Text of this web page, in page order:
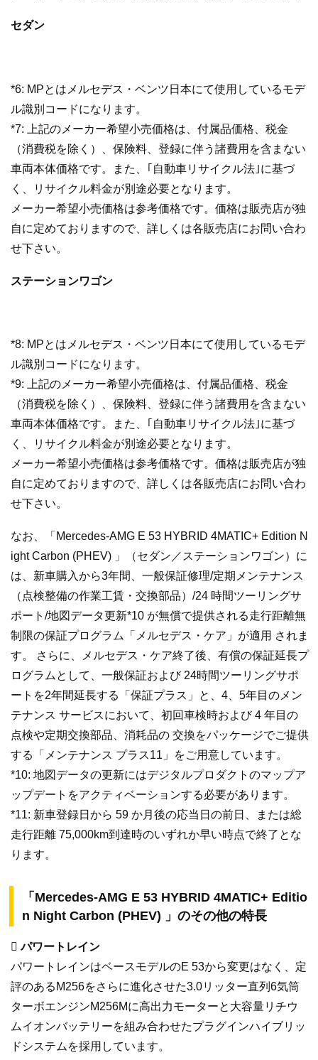
セダン
*6: MPとはメルセデス・ベンツ日本にて使用しているモデ
ル識別コードになります。
*7: 上記のメーカー希望小売価格は、付属品価格、税金
（消費税を除く）、保険料、登録に伴う諸費用を含まない
車両本体価格です。また、｢自動車リサイクル法｣に基づ
く、リサイクル料金が別途必要となります。
メーカー希望小売価格は参考価格です。価格は販売店が独
自に定めておりますので、詳しくは各販売店にお問い合わ
せ下さい。
ステーションワゴン
*8: MPとはメルセデス・ベンツ日本にて使用しているモデ
ル識別コードになります。
*9: 上記のメーカー希望小売価格は、付属品価格、税金
（消費税を除く）、保険料、登録に伴う諸費用を含まない
車両本体価格です。また、｢自動車リサイクル法｣に基づ
く、リサイクル料金が別途必要となります。
メーカー希望小売価格は参考価格です。価格は販売店が独
自に定めておりますので、詳しくは各販売店にお問い合わ
せ下さい。
なお、「Mercedes-AMG E 53 HYBRID 4MATIC+ Edition N
ight Carbon (PHEV) 」（セダン／ステーションワゴン）に
は、新車購入から3年間、一般保証修理/定期メンテナンス
（点検整備の作業工賃・交換部品）/24 時間ツーリングサ
ポート/地図データ更新*10 が無償で提供される走行距離無
制限の保証プログラム「メルセデス・ケア」が適用 されま
す。 さらに、メルセデス・ケア終了後、有償の保証延長プ
ログラムとして、一般保証および 24時間ツーリングサポ
ートを2年間延長する「保証プラス」と、4、5年目のメン
テナンス サービスにおいて、初回車検時および 4 年目の
点検や定期交換部品、消耗品の 交換をパッケージでご提供
する「メンテナンス プラス11」をご用意しています。
*10: 地図データの更新にはデジタルプロダクトのマップア
ップデートをアクティベーションする必要があります。
*11: 新車登録日から 59 か月後の応当日の前日、または総
走行距離 75,000km到達時のいずれか早い時点で終了とな
ります。
「Mercedes-AMG E 53 HYBRID 4MATIC+ Editio
n Night Carbon (PHEV) 」のその他の特長
 パワートレイン
パワートレインはベースモデルのE 53から変更はなく、定
評のあるM256をさらに進化させた3.0リッター直列6気筒
ターボエンジンM256Mに高出力モーターと大容量リチウ
ムイオンバッテリーを組み合わせたプラグインハイブリッ
ドシステムを採用しています。